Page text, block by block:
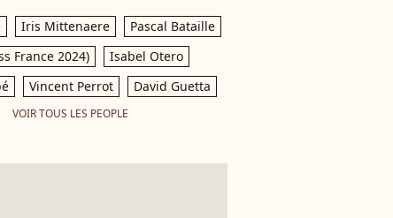
Iris Mittenaere
Pascal Bataille
France 2024)
Isabel Otero
Vincent Perrot David Guetta
VOIR TOUS LES PEOPLE